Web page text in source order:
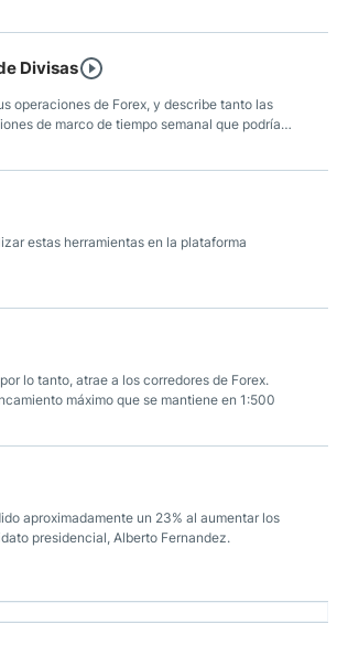
Divisas
operaciones de Forex, y describe tanto las
de marco de tiempo semanal que podría
estas herramientas en la plataforma
lo tanto, atrae a los corredores de Forex.
máximo que se mantiene en 1:500
aproximadamente un 23% al aumentar los
presidencial, Alberto Fernandez.